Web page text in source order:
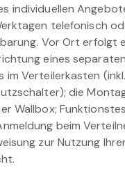
individuellen
telefonisch
Vor Ort erfolgt
eines separaten
im Verteilerkasten
die
Wallbox;
beim
zur Nutzung